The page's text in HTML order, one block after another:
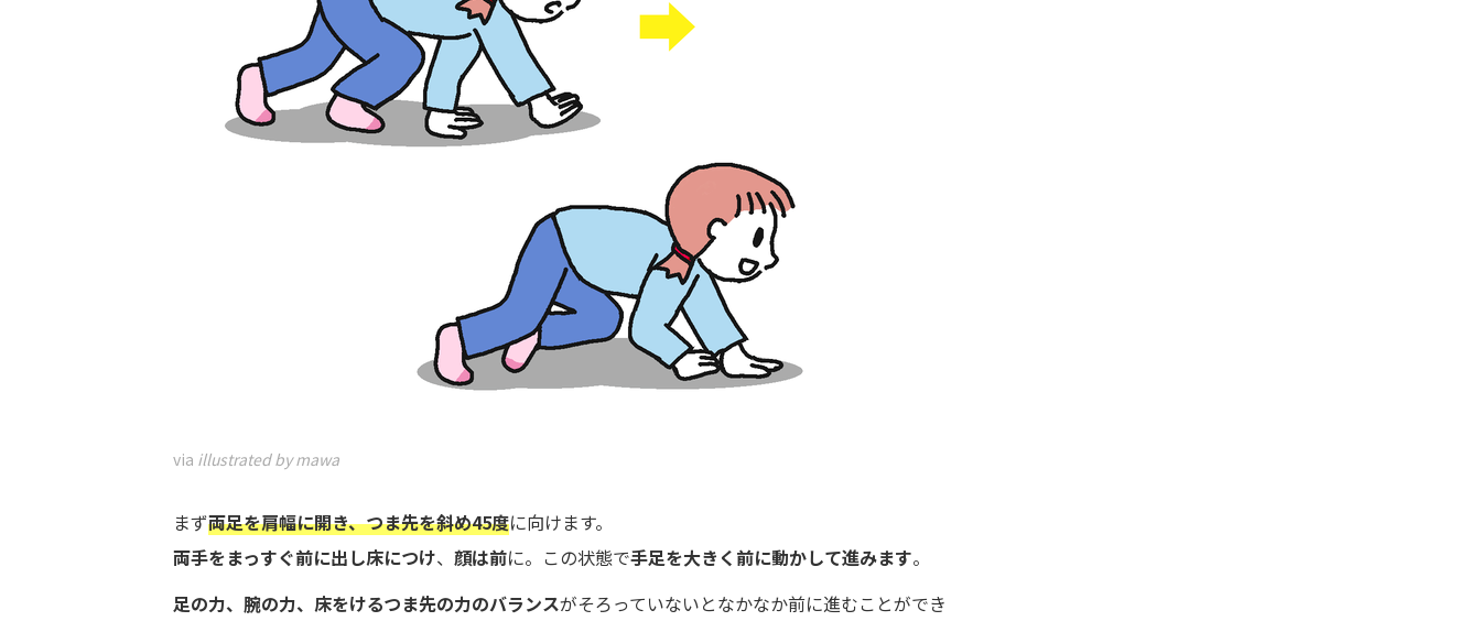
via illustrated by mawa
まず両足を肩幅に開き、つま先を斜め45度に向けます。
両手をまっすぐ前に出し床につけ、 顔は前に。この状態で手足を大きく前に動かして進みます。
足の力、腕の力、床をけるつま先の力のバランスがそろっていないとなかなか前に進むことができ